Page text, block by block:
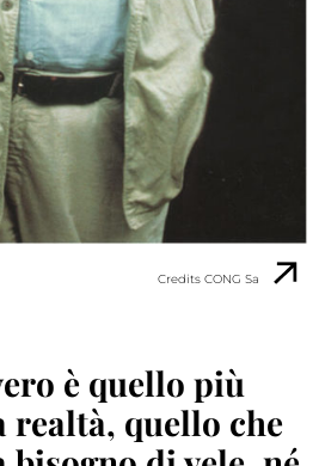
Credits CONG Sa
è quello più
realtà, quello che